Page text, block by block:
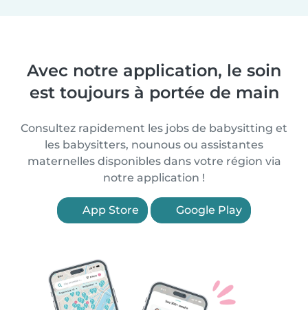
Avec notre application, le soin
est toujours à portée de main
Consultez rapidement les jobs de babysitting et
les babysitters, nounous ou assistantes
maternelles disponibles dans votre région via
notre application !
App Store Google Play